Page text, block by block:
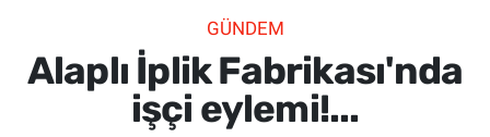
GÜNDEM
Alaplı İplik Fabrikası'nda
işçi eylemi!...
SPOR